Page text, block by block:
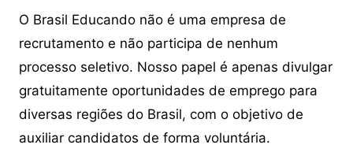
O Brasil Educando não é uma empresa de
recrutamento e não participa de nenhum
processo seletivo. Nosso papel é apenas divulgar
gratuitamente oportunidades de emprego para
diversas regiões do Brasil, com o objetivo de
auxiliar candidatos de forma voluntária.